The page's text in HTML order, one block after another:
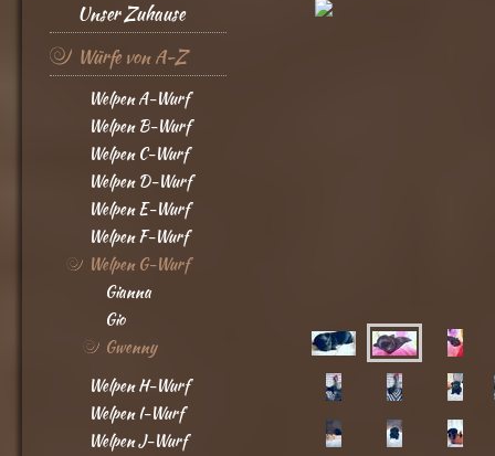
Unser Zuhause
Würfe von A-Z
Welpen A-Wurf
Welpen B-Wurf
Welpen C-Wurf
Welpen D-Wurf
Welpen E-Wurf
Welpen F-Wurf
Welpen G-Wurf
Gianna
Gio
Gwenny
Welpen H-Wurf
Welpen I-Wurf
Welpen J-Wurf